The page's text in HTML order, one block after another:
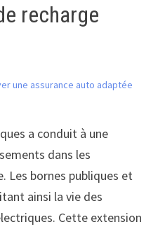
recharge
une assurance auto adaptée
a conduit à une
dans les
Les bornes publiques et
ainsi la vie des
Cette extension